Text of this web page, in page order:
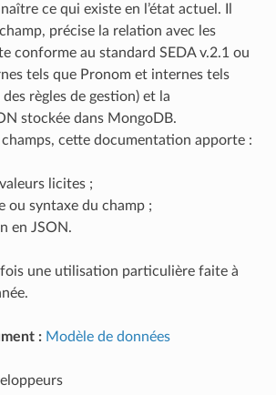
ce qui existe en l’état actuel. Il
précise la relation avec les
conforme au standard SEDA v.2.1 ou
tels que Pronom et internes tels
règles de gestion) et la
stockée dans MongoDB.
champs, cette documentation apporte :
licites ;
ou syntaxe du champ ;
en JSON.
une utilisation particulière faite à
: Modèle de données